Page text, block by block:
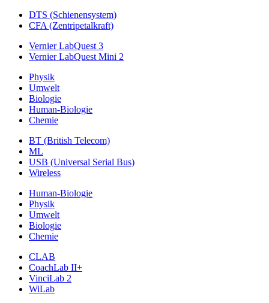
DTS (Schienensystem)
CFA (Zentripetalkraft)
Vernier LabQuest 3
Vernier LabQuest Mini 2
Physik
Umwelt
Biologie
Human-Biologie
Chemie
BT (British Telecom)
ML
USB (Universal Serial Bus)
Wireless
Human-Biologie
Physik
Umwelt
Biologie
Chemie
CLAB
CoachLab II+
VinciLab 2
WiLab